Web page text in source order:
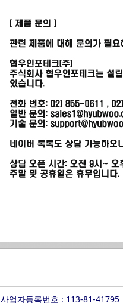
사업자등록번호 : 113-81-41795